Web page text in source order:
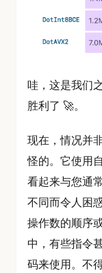
哇，这是我们
胜利了 🚀。
现在，情况并
怪的。它使用
看起来与您通
不同而令人困
操作数的顺序
中，有些指令
码来使用。不